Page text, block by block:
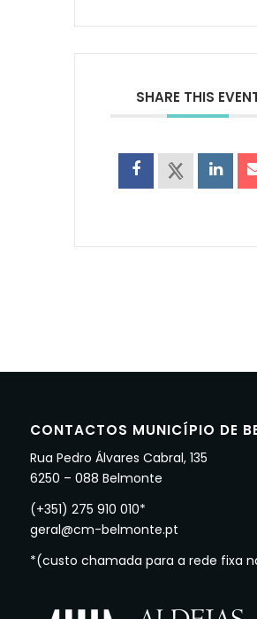
SHARE THIS
CONTACTOS MUNICÍPIO DE
Rua Pedro Álvares Cabral, 135
6250 – 088 Belmonte
(+351) 275 910 010*
geral@cm-belmonte.pt
*(custo chamada para a rede fixa